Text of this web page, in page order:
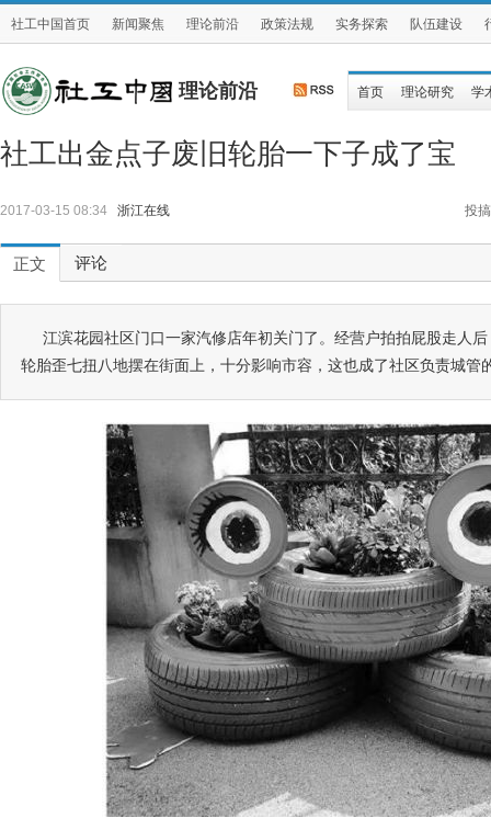
社工中国首页 新闻聚焦 理论前沿 政策法规 实务探索 队伍建设
理论前沿 首页 理论研究 学
社工出金点子废旧轮胎一下子成了宝
2017-03-15 08:34 浙江在线 投搞
正文 评论
江滨花园社区门口一家汽修店年初关门了。经营户拍拍屁股走人
轮胎歪七扭八地摆在街面上，十分影响市容，这也成了社区负责城管